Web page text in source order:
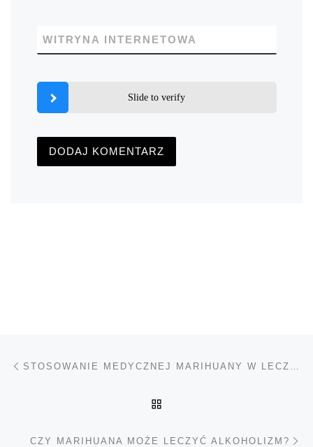
WITRYNA INTERNETOWA
Slide to verify
Nawigacja wpisu
CZY MARIHUANA MOŻE LECZYĆ ALKOHOLIZM?